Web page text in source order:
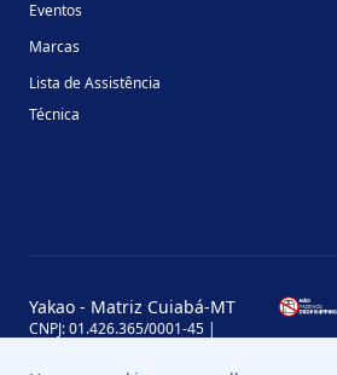
Eventos
Marcas
Lista de Assistência
Técnica
Yakao - Matriz Cuiabá-MT
CNPJ: 01.426.365/0001-45 |